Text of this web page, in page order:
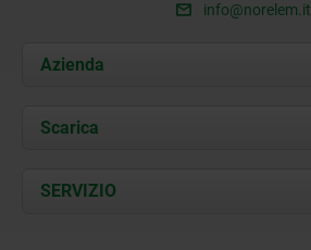
info@norelem.it
Azienda
Chi siamo
Contatti
Scarica
Documents
SERVIZIO